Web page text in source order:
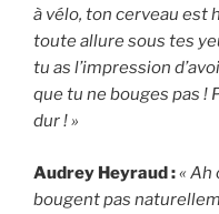
à vélo, ton cerveau est
toute allure sous tes
tu as l’impression
que tu ne bouges pas !
dur ! »
Audrey Heyraud :« Ah
bougent pas